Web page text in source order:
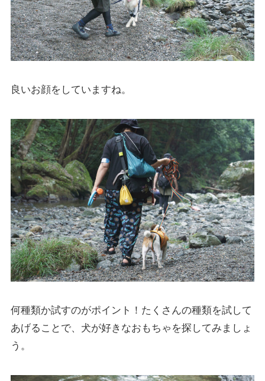
良いお顔をしていますね。
何種類か試すのがポイント！たくさんの種類を試して
あげることで、犬が好きなおもちゃを探してみましょ
う。